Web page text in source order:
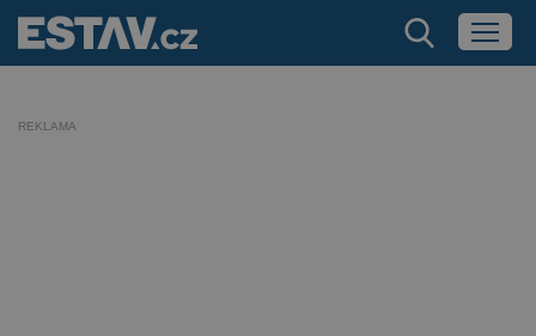
REKLAMA